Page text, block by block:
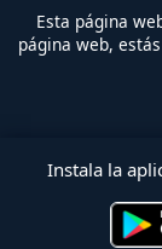
Esta página
página web,
Instala la